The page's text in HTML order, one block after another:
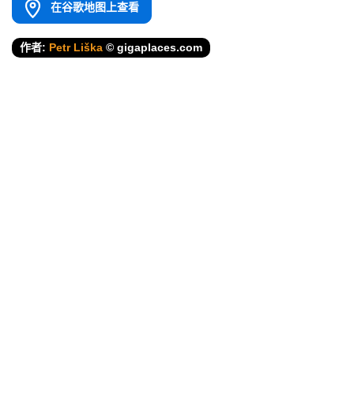
在谷歌地图上查看
作者: Petr Liška © gigaplaces.com